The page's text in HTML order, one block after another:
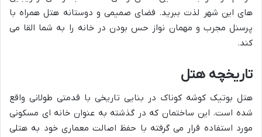
های این شهر لذت ببرید. فضای صمیمی و دوستانه هتل همراه با
پرسنل مجرب و مهمان نواز حس بودن در خانه را به شما القا می
کند.
تاریخچه هتل
هتل بوتیک کوشه کوناک در بنایی تاریخی با قدمتی طولانی واقع
شده است. این ساختمان که در گذشته به عنوان خانه ای مسکونی
مورد استفاده قرار می گرفته با حفظ اصالت معماری خود به هتلی